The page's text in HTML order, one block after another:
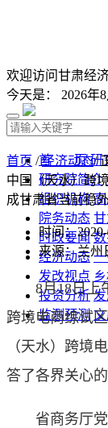
欢迎访问甘肃经
今天是： 2026年
首 页 研
研究院简介
组织机构
院务动态
时政要闻
经济动态
发改视点
投资分析
监测预测
首页 /经济动态/
中国（天水）跨
成甘肃省当前稳
时间：
来源：兰州
8月18日上午
跨境电商综试
（天水）跨境
答了各界关心的
省商务厅党